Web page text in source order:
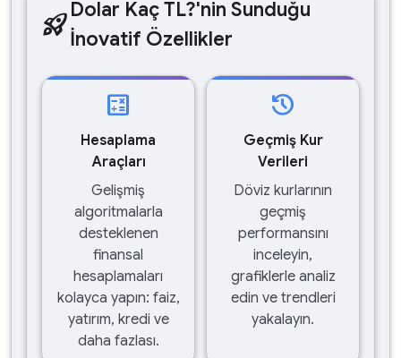
rocket_launchDolar Kaç TL?'nin Sunduğu
İnovatif Özellikler
calculate
Hesaplama
Araçları
Gelişmiş
algoritmalarla
desteklenen
finansal
hesaplamaları
kolayca yapın: faiz,
yatırım, kredi ve
daha fazlası.
history
Geçmiş Kur
Verileri
Döviz kurlarının
geçmiş
performansını
inceleyin,
grafiklerle analiz
edin ve trendleri
yakalayın.